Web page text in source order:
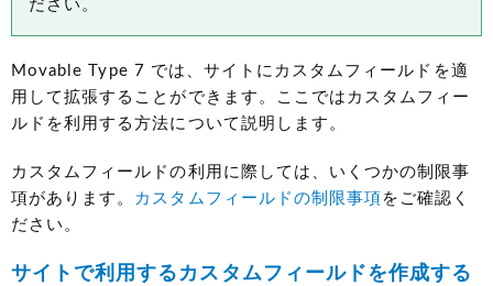
ださい。
Movable Type 7 では、サイトにカスタムフィールドを適
用して拡張することができます。ここではカスタムフィー
ルドを利用する方法について説明します。
カスタムフィールドの利用に際しては、いくつかの制限事
項があります。
カスタムフィールドの制限事項 をご確認く
ださい。
サイトで利用するカスタムフィールドを作成する